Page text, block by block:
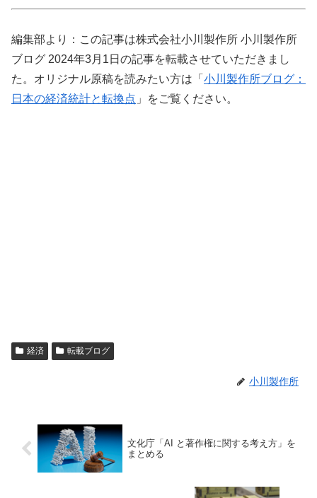
編集部より：この記事は株式会社小川製作所 小川製作所
ブログ 2024年3月1日の記事を転載させていただきまし
た。オリジナル原稿を読みたい方は「 小川製作所ブログ：
日本の経済統計と転換点 」をご覧ください。
経済 転載ブログ
小川製作所
文化庁「AI と著作権に関する考え方」を
まとめる